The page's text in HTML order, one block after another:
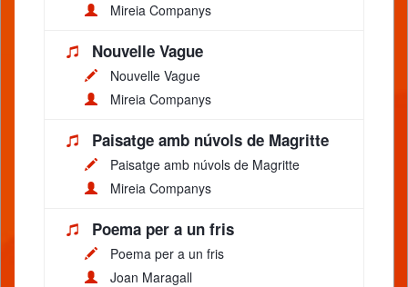
Mireia Companys
Nouvelle Vague
Nouvelle Vague
Mireia Companys
Paisatge amb núvols de Magritte
Paisatge amb núvols de Magritte
Mireia Companys
Poema per a un fris
Poema per a un fris
Joan Maragall